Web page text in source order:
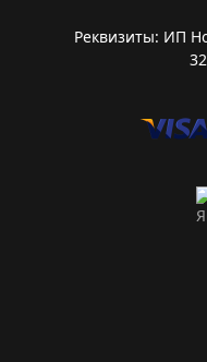
Реквизиты: ИП